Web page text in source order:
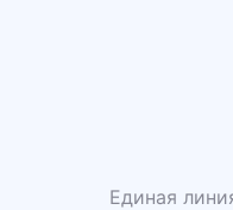
Единая